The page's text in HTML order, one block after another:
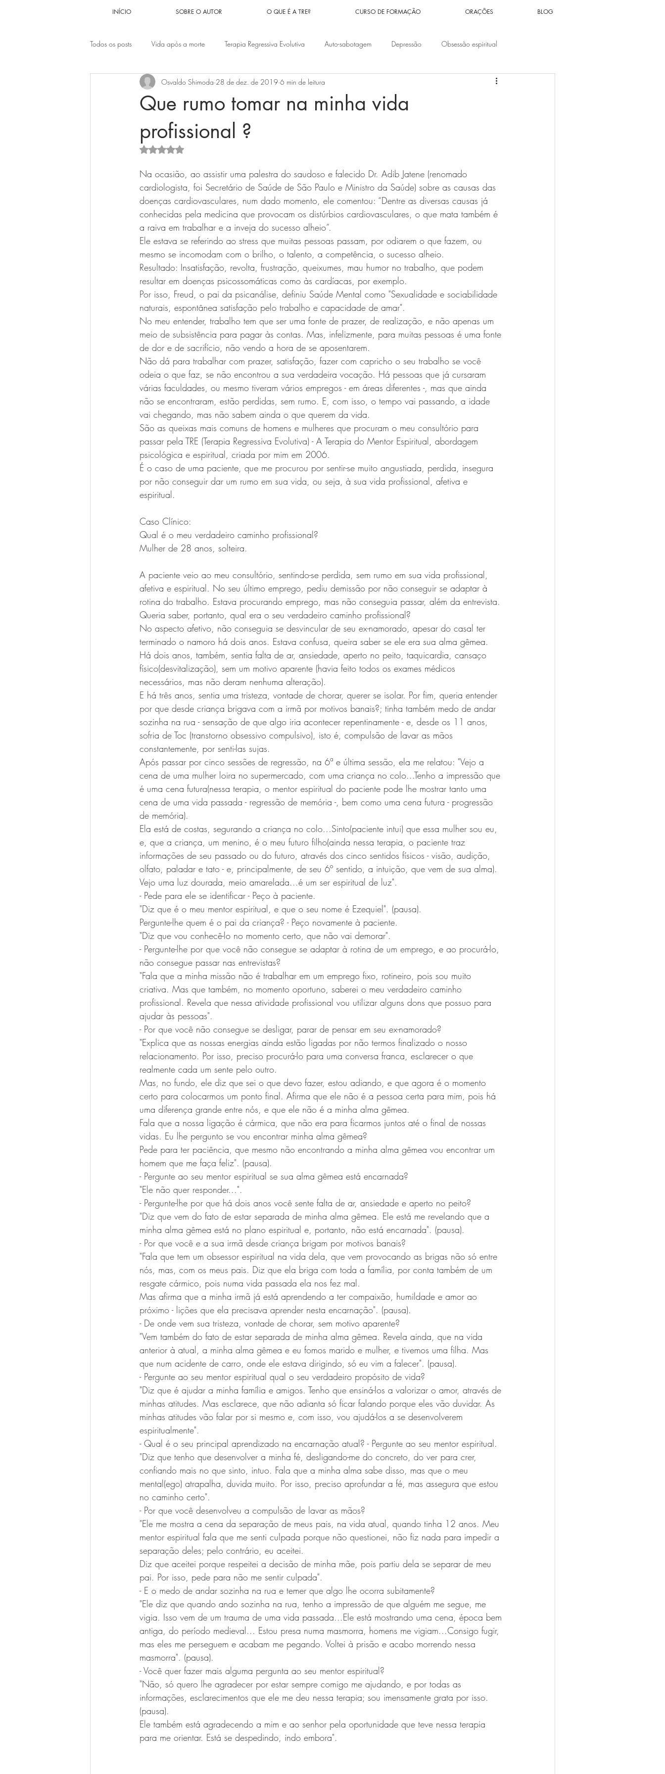
INÍCIO SOBRE O AUTOR O QUE É A TRE? CURSO DE FORMAÇÃO ORAÇÕES BLOG
Todos os posts Vida após a morte Terapia Regressiva Evolutiva Auto-sabotagem Depressão Obsessão espiritual
Problema Sexual Problemas financeiros Problemas familiares
Autoestima Síndrome do pânico
Que rumo tomar na minha vida
profissional ?
Osvaldo Shimoda 28 de dez. de 2019 6 min de leitura
Avaliado com NaN de 5 estrelas.
Na ocasião, ao assistir uma palestra do saudoso e falecido Dr. Adib Jatene (renomado
cardiologista, foi Secretário de Saúde de São Paulo e Ministro da Saúde) sobre as causas das
doenças cardiovasculares, num dado momento, ele comentou: “Dentre as diversas causas já
conhecidas pela medicina que provocam os distúrbios cardiovasculares, o que mata também é
a raiva em trabalhar e a inveja do sucesso alheio”.
Ele estava se referindo ao stress que muitas pessoas passam, por odiarem o que fazem, ou
mesmo se incomodam com o brilho, o talento, a competência, o sucesso alheio.
Resultado: Insatisfação, revolta, frustração, queixumes, mau humor no trabalho, que podem
resultar em doenças psicossomáticas como às cardíacas, por exemplo.
Por isso, Freud, o pai da psicanálise, definiu Saúde Mental como "Sexualidade e sociabilidade
naturais, espontânea satisfação pelo trabalho e capacidade de amar".
No meu entender, trabalho tem que ser uma fonte de prazer, de realização, e não apenas um
meio de subsistência para pagar às contas. Mas, infelizmente, para muitas pessoas é uma fonte
de dor e de sacrifício, não vendo a hora de se aposentarem.
Não dá para trabalhar com prazer, satisfação, fazer com capricho o seu trabalho se você
odeia o que faz, se não encontrou a sua verdadeira vocação. Há pessoas que já cursaram
várias faculdades, ou mesmo tiveram vários empregos - em áreas diferentes -, mas que ainda
não se encontraram, estão perdidas, sem rumo. E, com isso, o tempo vai passando, a idade
vai chegando, mas não sabem ainda o que querem da vida.
São as queixas mais comuns de homens e mulheres que procuram o meu consultório para
passar pela TRE (Terapia Regressiva Evolutiva) - A Terapia do Mentor Espiritual, abordagem
psicológica e espiritual, criada por mim em 2006.
É o caso de uma paciente, que me procurou por sentir-se muito angustiada, perdida, insegura
por não conseguir dar um rumo em sua vida, ou seja, à sua vida profissional, afetiva e
espiritual.
Caso Clínico:
Qual é o meu verdadeiro caminho profissional?
Mulher de 28 anos, solteira.
A paciente veio ao meu consultório, sentindo-se perdida, sem rumo em sua vida profissional,
afetiva e espiritual. No seu último emprego, pediu demissão por não conseguir se adaptar à
rotina do trabalho. Estava procurando emprego, mas não conseguia passar, além da entrevista.
Queria saber, portanto, qual era o seu verdadeiro caminho profissional?
No aspecto afetivo, não conseguia se desvincular de seu ex-namorado, apesar do casal ter
terminado o namoro há dois anos. Estava confusa, queira saber se ele era sua alma gêmea.
Há dois anos, também, sentia falta de ar, ansiedade, aperto no peito, taquicardia, cansaço
físico(desvitalização), sem um motivo aparente (havia feito todos os exames médicos
necessários, mas não deram nenhuma alteração).
E há três anos, sentia uma tristeza, vontade de chorar, querer se isolar. Por fim, queria entender
por que desde criança brigava com a irmã por motivos banais?; tinha também medo de andar
sozinha na rua - sensação de que algo iria acontecer repentinamente - e, desde os 11 anos,
sofria de Toc (transtorno obsessivo compulsivo), isto é, compulsão de lavar as mãos
constantemente, por senti-las sujas.
Após passar por cinco sessões de regressão, na 6ª e última sessão, ela me relatou: "Vejo a
cena de uma mulher loira no supermercado, com uma criança no colo...Tenho a impressão que
é uma cena futura(nessa terapia, o mentor espiritual do paciente pode lhe mostrar tanto uma
cena de uma vida passada - regressão de memória -, bem como uma cena futura - progressão
de memória).
Ela está de costas, segurando a criança no colo...Sinto(paciente intui) que essa mulher sou eu,
e, que a criança, um menino, é o meu futuro filho(ainda nessa terapia, o paciente traz
informações de seu passado ou do futuro, através dos cinco sentidos físicos - visão, audição,
olfato, paladar e tato - e, principalmente, de seu 6º sentido, a intuição, que vem de sua alma).
Vejo uma luz dourada, meio amarelada...é um ser espiritual de luz".
- Pede para ele se identificar - Peço à paciente.
"Diz que é o meu mentor espiritual, e que o seu nome é Ezequiel". (pausa).
Pergunte-lhe quem é o pai da criança? - Peço novamente à paciente.
"Diz que vou conhecê-lo no momento certo, que não vai demorar".
- Pergunte-lhe por que você não consegue se adaptar à rotina de um emprego, e ao procurá-lo,
não consegue passar nas entrevistas?
"Fala que a minha missão não é trabalhar em um emprego fixo, rotineiro, pois sou muito
criativa. Mas que também, no momento oportuno, saberei o meu verdadeiro caminho
profissional. Revela que nessa atividade profissional vou utilizar alguns dons que possuo para
ajudar às pessoas".
- Por que você não consegue se desligar, parar de pensar em seu ex-namorado?
"Explica que as nossas energias ainda estão ligadas por não termos finalizado o nosso
relacionamento. Por isso, preciso procurá-lo para uma conversa franca, esclarecer o que
realmente cada um sente pelo outro.
Mas, no fundo, ele diz que sei o que devo fazer, estou adiando, e que agora é o momento
certo para colocarmos um ponto final. Afirma que ele não é a pessoa certa para mim, pois há
uma diferença grande entre nós, e que ele não é a minha alma gêmea.
Fala que a nossa ligação é cármica, que não era para ficarmos juntos até o final de nossas
vidas. Eu lhe pergunto se vou encontrar minha alma gêmea?
Pede para ter paciência, que mesmo não encontrando a minha alma gêmea vou encontrar um
homem que me faça feliz". (pausa).
- Pergunte ao seu mentor espiritual se sua alma gêmea está encarnada?
"Ele não quer responder...".
- Pergunte-lhe por que há dois anos você sente falta de ar, ansiedade e aperto no peito?
"Diz que vem do fato de estar separada de minha alma gêmea. Ele está me revelando que a
minha alma gêmea está no plano espiritual e, portanto, não está encarnada". (pausa).
- Por que você e a sua irmã desde criança brigam por motivos banais?
"Fala que tem um obsessor espiritual na vida dela, que vem provocando as brigas não só entre
nós, mas, com os meus pais. Diz que ela briga com toda a família, por conta também de um
resgate cármico, pois numa vida passada ela nos fez mal.
Mas afirma que a minha irmã já está aprendendo a ter compaixão, humildade e amor ao
próximo - lições que ela precisava aprender nesta encarnação". (pausa).
- De onde vem sua tristeza, vontade de chorar, sem motivo aparente?
"Vem também do fato de estar separada de minha alma gêmea. Revela ainda, que na vida
anterior à atual, a minha alma gêmea e eu fomos marido e mulher, e tivemos uma filha. Mas
que num acidente de carro, onde ele estava dirigindo, só eu vim a falecer". (pausa).
- Pergunte ao seu mentor espiritual qual o seu verdadeiro propósito de vida?
"Diz que é ajudar a minha família e amigos. Tenho que ensiná-los a valorizar o amor, através de
minhas atitudes. Mas esclarece, que não adianta só ficar falando porque eles vão duvidar. As
minhas atitudes vão falar por si mesmo e, com isso, vou ajudá-los a se desenvolverem
espiritualmente".
- Qual é o seu principal aprendizado na encarnação atual? - Pergunte ao seu mentor espiritual.
"Diz que tenho que desenvolver a minha fé, desligando-me do concreto, do ver para crer,
confiando mais no que sinto, intuo. Fala que a minha alma sabe disso, mas que o meu
mental(ego) atrapalha, duvida muito. Por isso, preciso aprofundar a fé, mas assegura que estou
no caminho certo".
- Por que você desenvolveu a compulsão de lavar as mãos?
"Ele me mostra a cena da separação de meus pais, na vida atual, quando tinha 12 anos. Meu
mentor espiritual fala que me senti culpada porque não questionei, não fiz nada para impedir a
separação deles; pelo contrário, eu aceitei.
Diz que aceitei porque respeitei a decisão de minha mãe, pois partiu dela se separar de meu
pai. Por isso, pede para não me sentir culpada".
- E o medo de andar sozinha na rua e temer que algo lhe ocorra subitamente?
"Ele diz que quando ando sozinha na rua, tenho a impressão de que alguém me segue, me
vigia. Isso vem de um trauma de uma vida passada...Ele está mostrando uma cena, época bem
antiga, do período medieval... Estou presa numa masmorra, homens me vigiam...Consigo fugir,
mas eles me perseguem e acabam me pegando. Voltei à prisão e acabo morrendo nessa
masmorra". (pausa).
- Você quer fazer mais alguma pergunta ao seu mentor espiritual?
"Não, só quero lhe agradecer por estar sempre comigo me ajudando, e por todas as
informações, esclarecimentos que ele me deu nessa terapia; sou imensamente grata por isso.
(pausa).
Ele também está agradecendo a mim e ao senhor pela oportunidade que teve nessa terapia
para me orientar. Está se despedindo, indo embora".